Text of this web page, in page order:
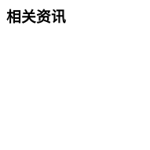
相关资讯